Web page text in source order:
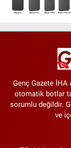
Genç Gazete
otomatik botlar
sorumlu değildir.
ve